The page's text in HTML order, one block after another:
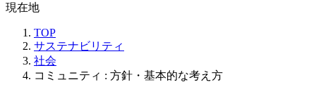
現在地
TOP
サステナビリティ
社会
コミュニティ : 方針・基本的な考え方